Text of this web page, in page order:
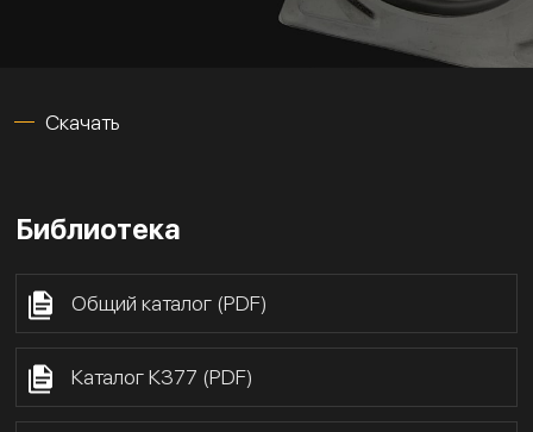
Скачать
Библиотека
Общий каталог (PDF)
Каталог К377 (PDF)